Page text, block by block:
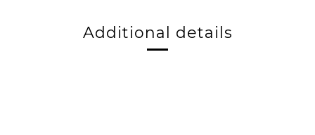
Additional details